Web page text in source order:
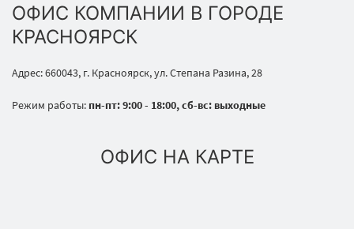
ОФИС КОМПАНИИ В ГОРОДЕ
КРАСНОЯРСК
Адрес: 660043, г. Красноярск, ул. Степана Разина, 28
Режим работы: пн-пт: 9:00 - 18:00, сб-вс: выходные
ОФИС НА КАРТЕ